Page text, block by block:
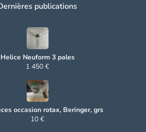
publications
Helice Neuform 3 pales
1 450 €
occasion rotax, Beringer, grs
10 €